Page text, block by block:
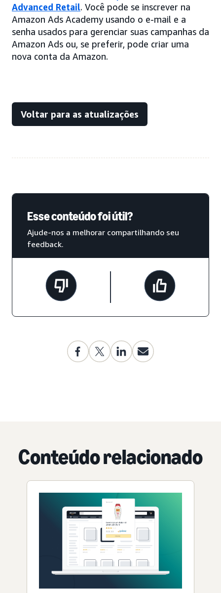
Advanced Retail. Você pode se inscrever na
Amazon Ads Academy usando o e-mail e a
senha usados para gerenciar suas campanhas da
Amazon Ads ou, se preferir, pode criar uma
nova conta da Amazon.
Voltar para as atualizações
Esse conteúdo foi útil?
Ajude-nos a melhorar compartilhando seu
feedback.
Conteúdo relacionado